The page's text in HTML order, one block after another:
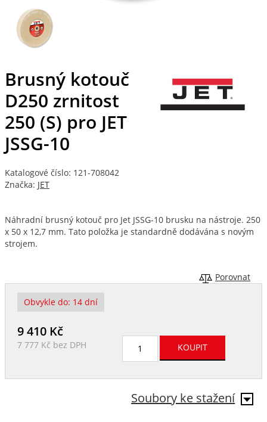
Brusný kotouč
D250 zrnitost
250 (S) pro JET
JSSG-10
Katalogové číslo: 121-708042
Značka: JET
Náhradní brusný kotouč pro Jet JSSG-10 brusku na nástroje. 250
x 50 x 12,7 mm. Tato položka je standardně dodávána s novým
strojem.
Porovnat
Obvykle do: 14 dní
9 410Kč
7 777 Kč bez DPH
Soubory ke stažení